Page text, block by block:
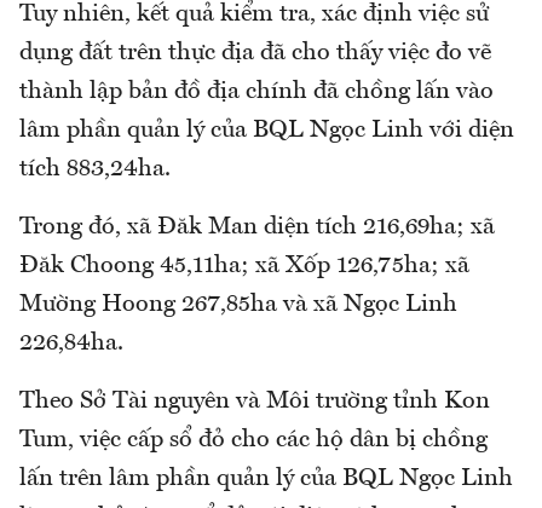
Tuy nhiên, kết quả kiểm tra, xác định việc sử
dụng đất trên thực địa đã cho thấy việc đo vẽ
thành lập bản đồ địa chính đã chồng lấn vào
lâm phần quản lý của BQL Ngọc Linh với diện
tích 883,24ha.
Trong đó, xã Đăk Man diện tích 216,69ha; xã
Đăk Choong 45,11ha; xã Xốp 126,75ha; xã
Mường Hoong 267,85ha và xã Ngọc Linh
226,84ha.
Theo Sở Tài nguyên và Môi trường tỉnh Kon
Tum, việc cấp sổ đỏ cho các hộ dân bị chồng
lấn trên lâm phần quản lý của BQL Ngọc Linh